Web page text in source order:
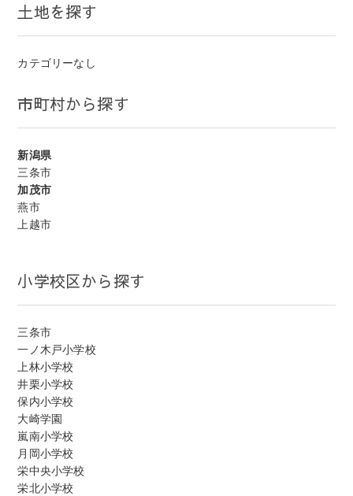
土地を探す
カテゴリーなし
市町村から探す
新潟県
三条市
加茂市
燕市
上越市
小学校区から探す
三条市
一ノ木戸小学校
上林小学校
井栗小学校
保内小学校
大崎学園
嵐南小学校
月岡小学校
栄中央小学校
栄北小学校